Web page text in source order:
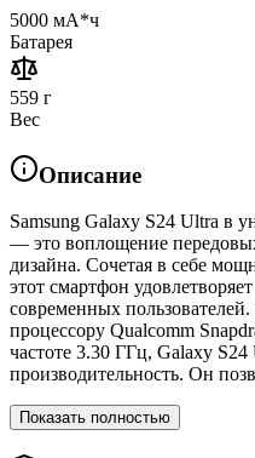
5000 мА*ч
Батарея
559 г
Вес
Описание
Samsung Galaxy S24 Ultra в
— это воплощение
дизайна. Сочетая в себе
этот смартфон
современных
процессору Qualcomm
частоте 3.30 ГГц, Galaxy
производительность. Он
Показать полностью